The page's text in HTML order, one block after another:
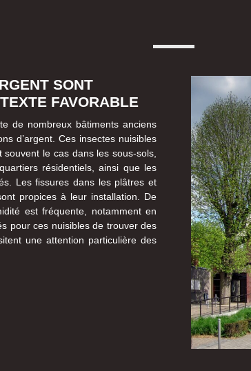
SONT
FAVORABLE
de nombreux bâtiments anciens
d’argent. Ces insectes nuisibles
le cas dans les sous-sols,
résidentiels, ainsi que les
Les fissures dans les plâtres et
propices à leur installation. De
est fréquente, notamment en
pour ces nuisibles de trouver des
une attention particulière des